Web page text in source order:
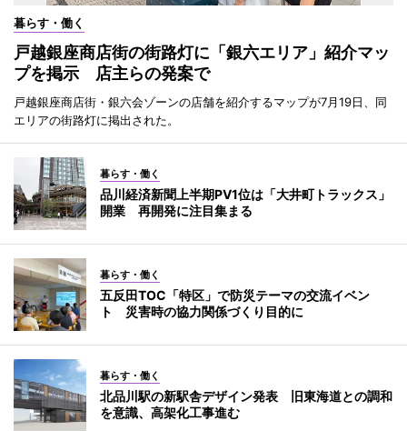
暮らす・働く
戸越銀座商店街の街路灯に「銀六エリア」紹介マッ
プを掲示 店主らの発案で
戸越銀座商店街・銀六会ゾーンの店舗を紹介するマップが7月19日、同
エリアの街路灯に掲出された。
暮らす・働く
品川経済新聞上半期PV1位は「大井町トラックス」
開業 再開発に注目集まる
暮らす・働く
五反田TOC「特区」で防災テーマの交流イベン
ト 災害時の協力関係づくり目的に
暮らす・働く
北品川駅の新駅舎デザイン発表 旧東海道との調和
を意識、高架化工事進む